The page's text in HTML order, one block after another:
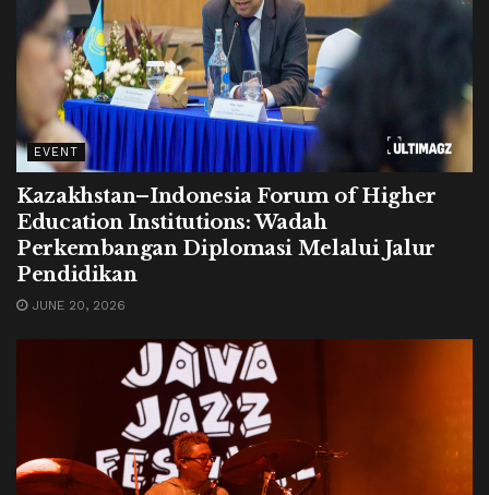
EVENT
Kazakhstan–Indonesia Forum of Higher
Education Institutions: Wadah
Perkembangan Diplomasi Melalui Jalur
Pendidikan
JUNE 20, 2026